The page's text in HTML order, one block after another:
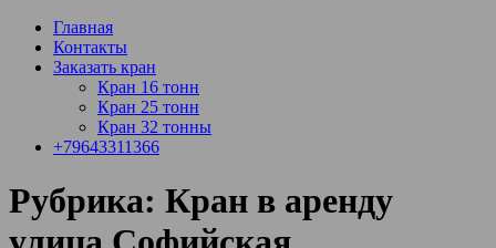
Главная
Контакты
Заказать кран
Кран 16 тонн
Кран 25 тонн
Кран 32 тонны
+79643311366
Рубрика: Кран в аренду